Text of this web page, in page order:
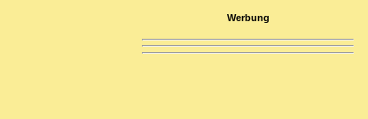
Werbung